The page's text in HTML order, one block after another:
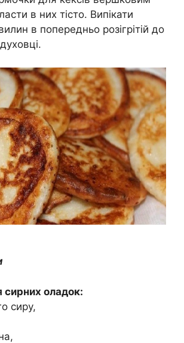
в них тісто. Випікати
в попередньо розігрітій до
сирних оладок:
сиру,